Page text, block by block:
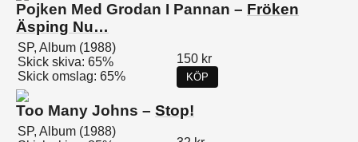
Pojken Med Grodan I Pannan – Fröken
Äsping Nu…
SP, Album (1988)
Skick skiva: 65%
Skick omslag: 65%
150 kr
KÖP
Too Many Johns – Stop!
SP, Album (1988)